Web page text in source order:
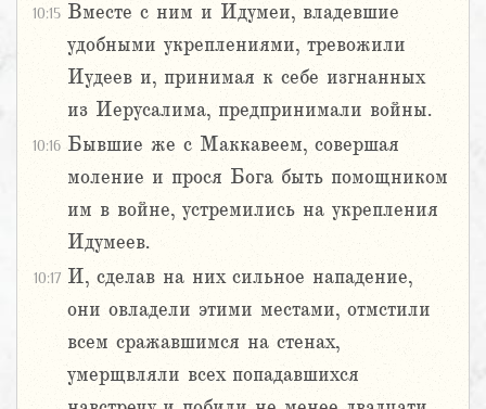
10:15 Вместе с ним и Идумеи, владевшие
удобными укреплениями, тревожили
Иудеев и, принимая к себе изгнанных
из Иерусалима, предпринимали войны.
10:16 Бывшие же с Маккавеем, совершая
моление и прося Бога быть помощником
им в войне, устремились на укрепления
Идумеев.
10:17 И, сделав на них сильное нападение,
они овладели этими местами, отмстили
всем сражавшимся на стенах,
умерщвляли всех попадавшихся